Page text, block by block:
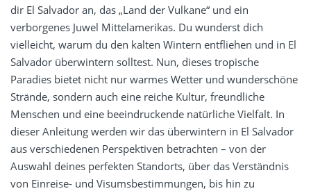
dir El Salvador an, das „Land der Vulkane“ und ein
verborgenes Juwel Mittelamerikas. Du wunderst dich
vielleicht, warum du den kalten Wintern entfliehen und in El
Salvador überwintern solltest. Nun, dieses tropische
Paradies bietet nicht nur warmes Wetter und wunderschöne
Strände, sondern auch eine reiche Kultur, freundliche
Menschen und eine beeindruckende natürliche Vielfalt. In
dieser Anleitung werden wir das überwintern in El Salvador
aus verschiedenen Perspektiven betrachten – von der
Auswahl deines perfekten Standorts, über das Verständnis
von Einreise- und Visumsbestimmungen, bis hin zu